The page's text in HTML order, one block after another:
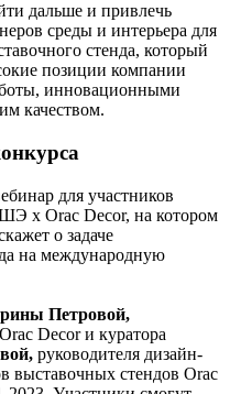
дальше и привлечь
среды и интерьера для
стенда, который
позиции компании
инновационными
качеством.
для участников
х Orac Decor, на котором
о задаче
на международную
Петровой,
Decor и куратора
руководителя дизайн-
выставочных стендов Orac